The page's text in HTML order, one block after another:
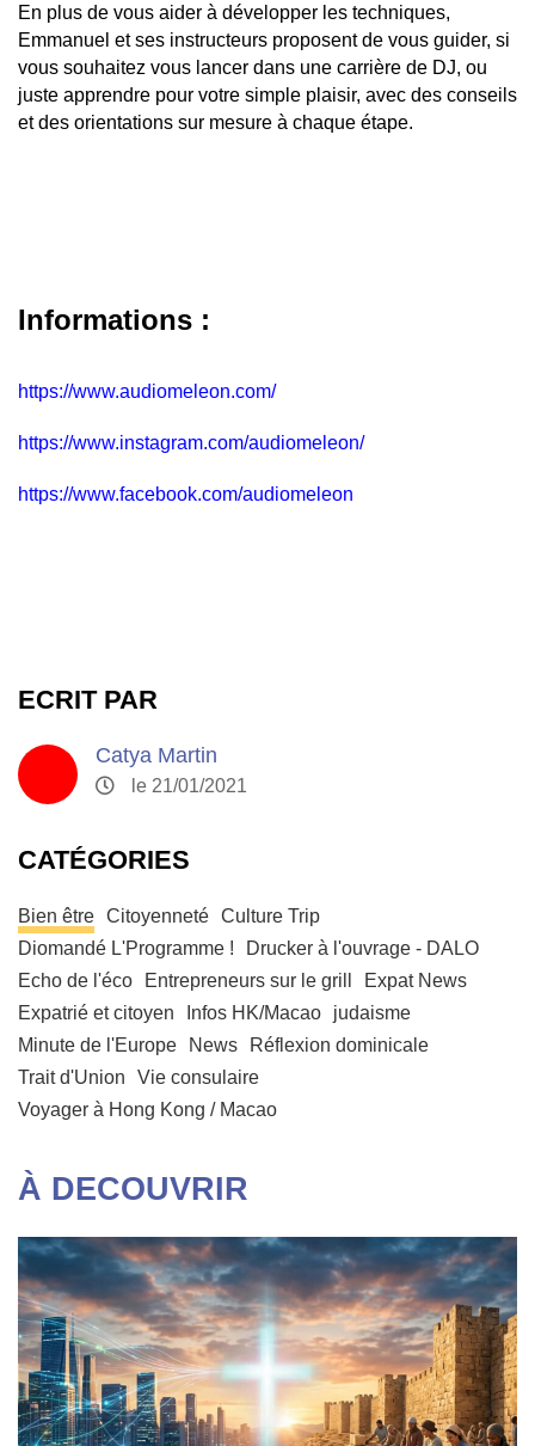
En plus de vous aider à développer les techniques,
Emmanuel et ses instructeurs proposent de vous guider, si
vous souhaitez vous lancer dans une carrière de DJ, ou
juste apprendre pour votre simple plaisir, avec des conseils
et des orientations sur mesure à chaque étape.
Informations :
https://www.audiomeleon.com/
https://www.instagram.com/audiomeleon/
https://www.facebook.com/audiomeleon
ECRIT PAR
Catya Martin
le 21/01/2021
CATÉGORIES
Bien être Citoyenneté Culture Trip
Diomandé L'Programme !
Drucker à l'ouvrage - DALO
Echo de l'éco
Entrepreneurs sur le grill
Expat News
Expatrié et citoyen
Infos HK/Macao
judaisme
Minute de l'Europe
News
Réflexion dominicale
Trait d'Union
Vie consulaire
Voyager à Hong Kong / Macao
À DECOUVRIR